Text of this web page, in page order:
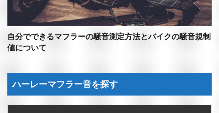
自分でできるマフラーの騒音測定方法とバイクの騒音規制
値について
ハーレーマフラー音を探す